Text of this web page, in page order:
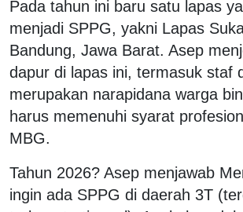
Pada tahun ini baru satu lapas
menjadi SPPG, yakni Lapas
Bandung, Jawa Barat. Asep
dapur di lapas ini, termasuk staf
merupakan narapidana warga
harus memenuhi syarat
MBG.
Tahun 2026? Asep menjawab
ingin ada SPPG di daerah 3T